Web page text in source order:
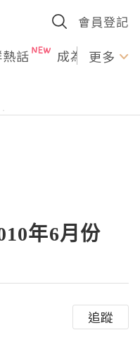
會員登記
話 成為U更多
年6月份
追蹤